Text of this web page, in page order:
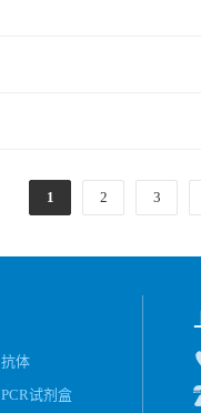
1 2 3
抗体
PCR试剂盒